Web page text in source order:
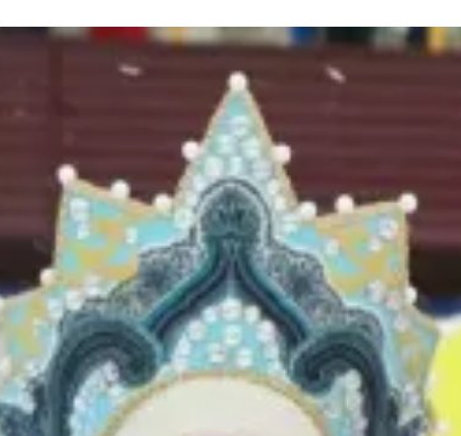
Карта
Новости
Что привезти (сувениры)